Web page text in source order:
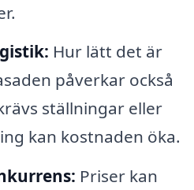
Hur lätt det är
påverkar också
ställningar eller
kan kostnaden öka.
Priser kan